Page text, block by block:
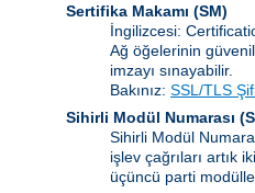
Sertifika Makamı (SM)
İngilizcesi:
Ağ öğelerinin
imzayı sınayabilir.
Bakınız: SSL/TLS
Sihirli Modül Numarası (
Sihirli Modül
işlev çağrıları artık
üçüncü parti